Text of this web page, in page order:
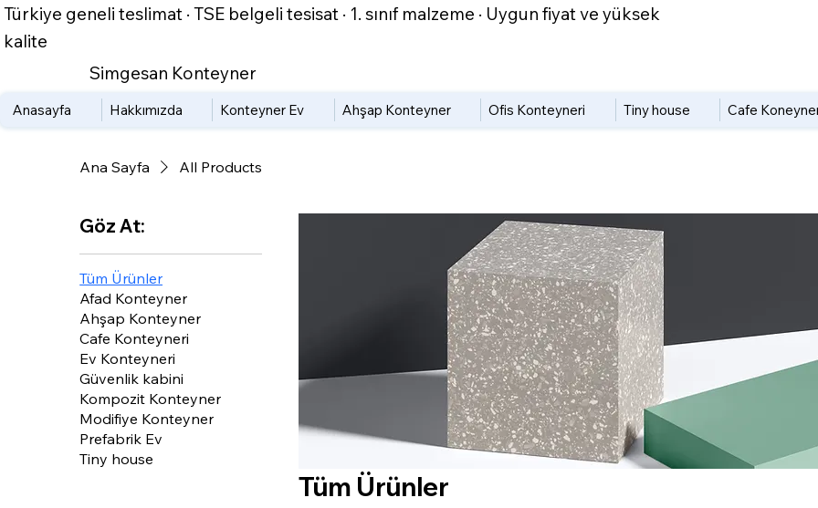
Simgesan Konteyner
Anasayfa Hakkımızda Konteyner Ev Ahşap Konteyner Ofis Konteyneri Tiny house Cafe
Türkiye geneli teslimat · TSE belgeli tesisat · 1. sınıf malzeme · Uygun fiyat ve yüksek
kalite
Ana Sayfa All Products
Göz At:
Tüm Ürünler
Afad Konteyner
Ahşap Konteyner
Cafe Konteyneri
Ev Konteyneri
Güvenlik kabini
Kompozit Konteyner
Modifiye Konteyner
Prefabrik Ev
Tiny house
Tüm Ürünler